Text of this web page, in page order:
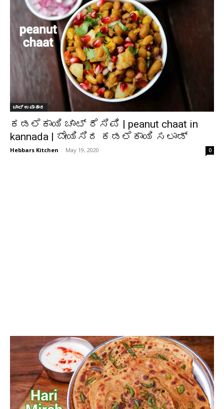
ಚಾಟ್ ಉಪಾಹಾರ
ಕಡಲೆಕಾಯಿ ಚಾಟ್ ರೆಸಿಪಿ | peanut chaat in
kannada | ಬೇಯಿಸಿದ ಕಡಲೆಕಾಯಿ ಸಲಾಡ್
Hebbars Kitchen - May 19, 2020 0